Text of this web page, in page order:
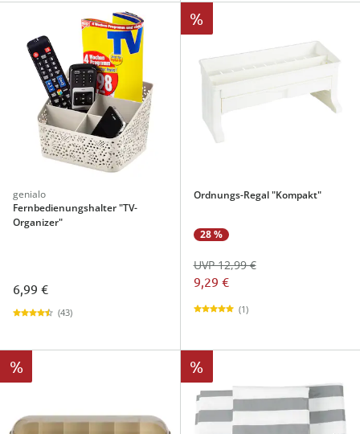
genialo
Fernbedienungshalter "TV-
Organizer"
6,99 €
(43)
%
Ordnungs-Regal "Kompakt"
28 %
9,29 €
UVP 12,99 €
(1)
% %